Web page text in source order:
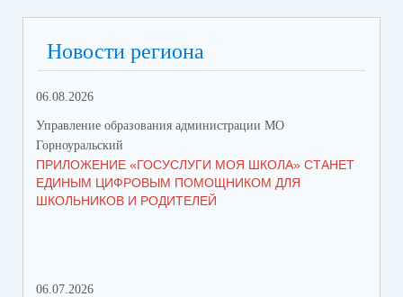
Новости региона
06.08.2026
Управление образования администрации МО
Горноуральский
ПРИЛОЖЕНИЕ «ГОСУСЛУГИ МОЯ ШКОЛА» СТАНЕТ
ЕДИНЫМ ЦИФРОВЫМ ПОМОЩНИКОМ ДЛЯ
ШКОЛЬНИКОВ И РОДИТЕЛЕЙ
06.07.2026